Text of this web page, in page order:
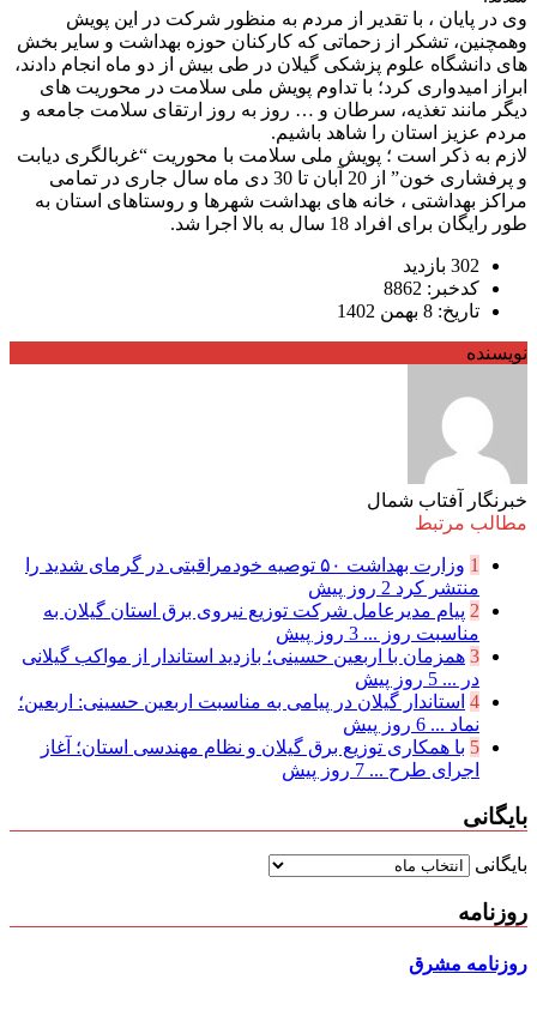
وی در پایان ، با تقدیر از مردم به منظور شرکت در این پویش
وهمچنین، تشکر از زحماتی که کارکنان حوزه بهداشت و سایر بخش
های دانشگاه علوم پزشکی گیلان در طی بیش از دو ماه انجام دادند،
ابراز امیدواری کرد؛ با تداوم پویش ملی سلامت در محوریت های
دیگر مانند تغذیه، سرطان و … روز به روز ارتقای سلامت جامعه و
مردم عزیز استان را شاهد باشیم.
لازم به ذکر است ؛ پویش ملی سلامت با محوریت “غربالگری دیابت
و پرفشاری خون” از 20 آبان تا 30 دی ماه سال جاری در تمامی
مراکز بهداشتی ، خانه های بهداشت شهرها و روستاهای استان به
طور رایگان برای افراد 18 سال به بالا اجرا شد.
302 بازدید
کدخبر: 8862
تاریخ: 8 بهمن 1402
نویسنده
خبرنگار آفتاب شمال
مطالب مرتبط
1
وزارت بهداشت ۵۰ توصیه خودمراقبتی در گرمای شدید را
منتشر کرد 2 روز پیش
2 پیام مدیرعامل شركت توزیع نیروی برق استان گیلان به
مناسبت روز ... 3 روز پیش
3 همزمان با اربعین حسینی؛ بازدید استاندار از مواکب گیلانی
در ... 5 روز پیش
4 استاندار گیلان در پیامی به مناسبت اربعین حسینی: اربعین؛
نماد ... 6 روز پیش
5 با همکاری توزیع برق گیلان و نظام مهندسی استان؛ آغاز
اجرای طرح ... 7 روز پیش
بایگانی
بایگانی
روزنامه
روزنامه مشرق